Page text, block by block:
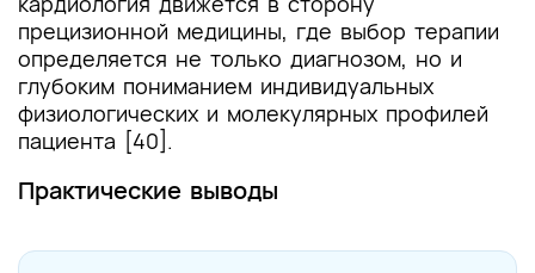
прецизионной медицины, где выбор терапии
определяется не только диагнозом, но и
глубоким пониманием индивидуальных
физиологических и молекулярных профилей
пациента [40].
Практические выводы